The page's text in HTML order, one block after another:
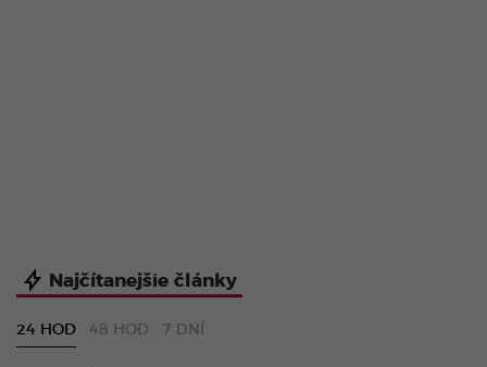
Najčítanejšie články
24 HOD 48 HOD 7 DNÍ